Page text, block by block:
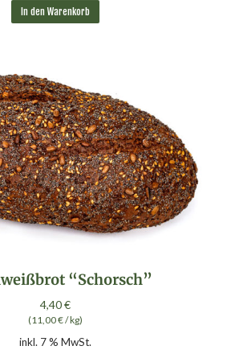
In den Warenkorb
“Schorsch”
4,40€
(11,00€/kg)
inkl. 7 % MwSt.